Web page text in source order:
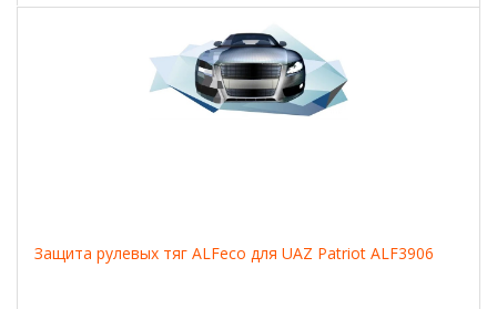
Защита рулевых тяг ALFeco для UAZ Patriot ALF3906